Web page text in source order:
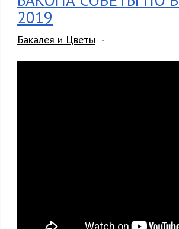
2019
Бакалея и Цветы